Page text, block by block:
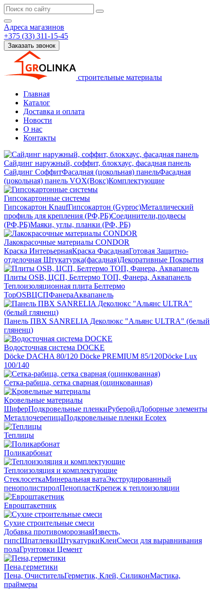
Адреса магазинов
+375 (33) 311-15-45
Заказать звонок
строительные материалы
Главная
Каталог
Доставка и оплата
Новости
О нас
Контакты
Сайдинг наружный, соффит, блокхаус, фасадная панель
Сайдинг СоффитФасадная (цокольная) панельФасадная
(цокольная) панель VOX(Вокс)Комплектующие
Гипсокартонные системы
Гипсокартон KnaufГипсокартон (Gyproc)Металлический
профиль для крепления (РФ,РБ)Соединители,подвесы
(РФ,РБ)Маяки, углы, планки (РФ, РБ)
Лакокрасочные материалы CONDOR
Краска ИнтерьернаяКраска ФасаднаяГотовая Защитно-
отделочная Штукатурка(фасадная)Декоративные Покрытия
Плиты OSB, ЦСП, Белтермо ТОП, Фанера, Аквапанель
Теплоизоляционная плита Белтермо
TopOSBЦСПФанераАквапанель
Панель ПВХ SANRELIA Деколюкс "Альянс ULTRA" (белый
гляненц)
Водосточная система DOCKE
Döсkе DACHA 80/120 Döcke PREMIUM 85/120Döсkе Luх
100/140
Сетка-рабица, сетка сварная (оцинкованная)
Кровельные материалы
ШиферПодкровельные пленкиРуберойдДоборные элементы
МеталлочерепицаПодкровельные пленки Ecotex
Теплицы
Поликарбонат
Теплоизоляция и комплектующие
СтеклосеткаМинеральная ватаЭкструдированный
пенополистиролПенопластКрепеж к теплоизоляции
Евроштакетник
Сухие строительные смеси
Добавка противоморознаяИзвесть,
гипсШпатлевкиШтукатуркиКлеиСмеси для выравнивания
полаГрунтовки Цемент
Пена,герметики
Пена, ОчистительГерметик, Клей, СиликонМастика,
праймеры